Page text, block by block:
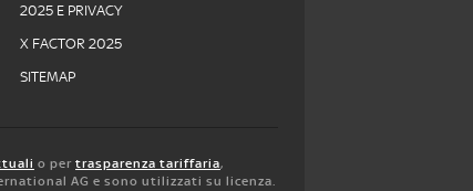
2025 E PRIVACY
X FACTOR 2025
SITEMAP
o per trasparenza tariffaria,
AG e sono utilizzati su licenza.